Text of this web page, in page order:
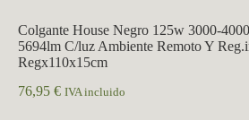
Colgante House Negro 125w 3000-
5694lm C/luz Ambiente Remoto Y
Regx110x15cm
76,95 € IVA incluido